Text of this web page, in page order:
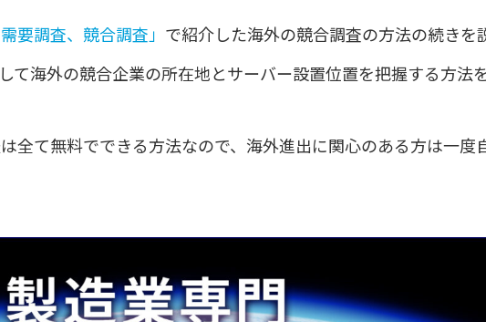
要調査、競合調査」 で紹介した海外の競合調査の方法の続きを
て海外の競合企業の所在地とサーバー設置位置を把握する方法を
全て無料でできる方法なので、海外進出に関心のある方は一度